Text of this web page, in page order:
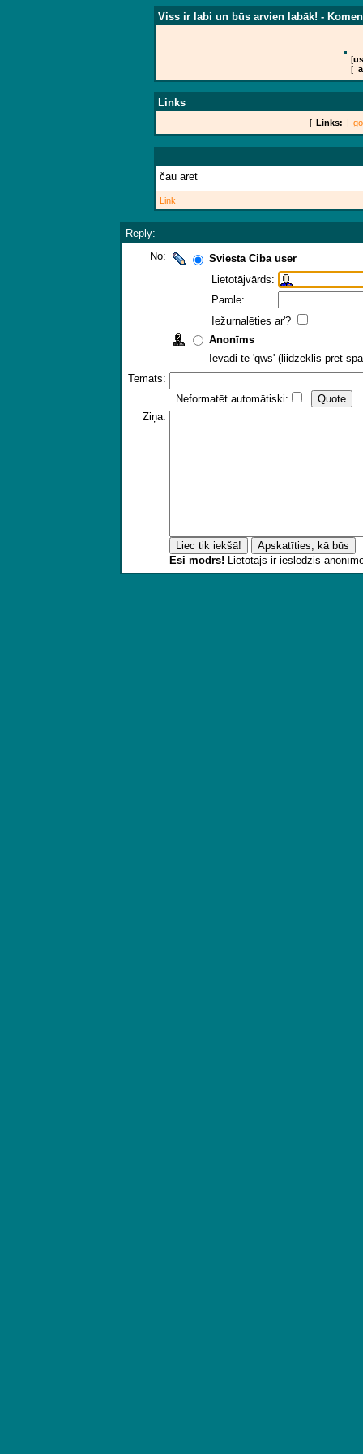
Viss ir labi un būs arvien labāk! -
[
[
Links
[ Links:
čau aret
Link
Reply:
No:
Sviesta Ciba user
Lietotājvārds:
Parole:
Iežurnalēties ar'?
Anonīms
Ievadi te 'qws' (liidzeklis pret
Temats:
Neformatēt automātiski:
Ziņa:
Esi modrs! Lietotājs ir ieslēdzis